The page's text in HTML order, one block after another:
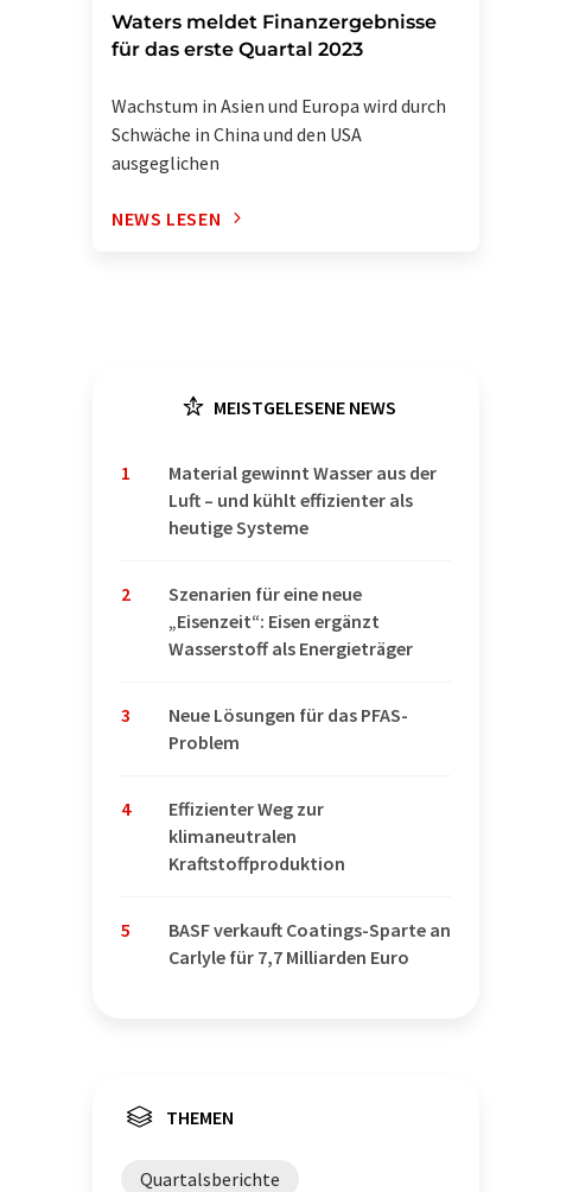
Waters meldet Finanzergebnisse
für das erste Quartal 2023
Wachstum in Asien und Europa wird durch
Schwäche in China und den USA
ausgeglichen
NEWS LESEN
MEISTGELESENE NEWS
1
Material gewinnt Wasser aus der
Luft – und kühlt effizienter als
heutige Systeme
2
Szenarien für eine neue
„Eisenzeit“: Eisen ergänzt
Wasserstoff als Energieträger
3
Neue Lösungen für das PFAS-
Problem
4
Effizienter Weg zur
klimaneutralen
Kraftstoffproduktion
5
BASF verkauft Coatings-Sparte an
Carlyle für 7,7 Milliarden Euro
THEMEN
Quartalsberichte